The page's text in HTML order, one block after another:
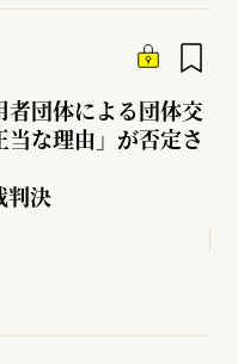
団体による団体交
な理由」が否定さ
判決